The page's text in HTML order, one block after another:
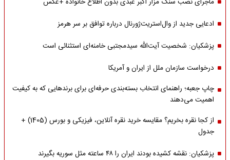
ادعایی جدید از وال‌استریت‌ژورنال درباره توافق بر سر هرمز
پزشکیان: شخصیت آیت‌الله سیدمجتبی خامنه‌ای استثنائی است
درخواست سازمان ملل از ایران و آمریکا
چاپ جعبه؛ راهنمای انتخاب بسته‌بندی حرفه‌ای برای برندهایی که به کیفیت
اهمیت می‌دهند
از کجا نقره بخریم؟ مقایسه خرید نقره آنلاین، فیزیکی و بورس (1405) +
جدول
پزشکیان: نقشه کشیده بودند ایران را ۴۸ ساعته مثل سوریه بگیرند